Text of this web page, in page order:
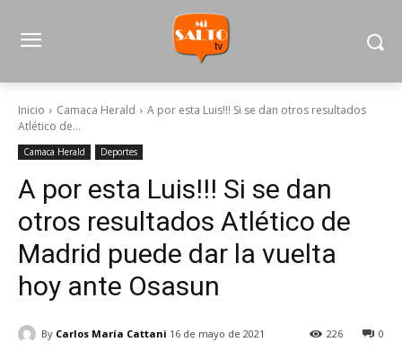
Inicio Camaca Herald
A por esta Luis!!! Si se dan otros resultados
Atlético de...
Camaca Herald Deportes
A por esta Luis!!! Si se dan
otros resultados Atlético de
Madrid puede dar la vuelta
hoy ante Osasun
By Carlos María Cattani 16 de mayo de 2021 0
226